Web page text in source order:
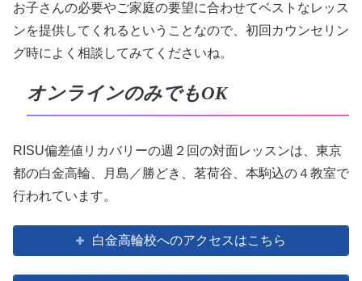
お子さんの必要やご家庭の要望に合わせてベストなレッス
ンを提供してくれるということなので、初回カウンセリン
グ時によく相談してみてくださいね。
オンラインのみでもOK
RISU偏差値リカバリーの週２回の対面レッスンは、東京
都の白金高輪、月島／勝どき、茗荷谷、本駒込の４教室で
行われています。
白金高輪校へのアクセスはこちら